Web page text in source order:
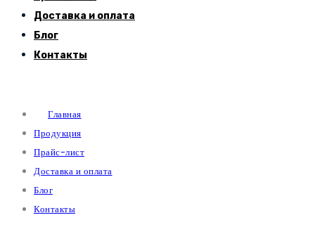
Доставка и оплата
Блог
Контакты
Главная
Продукция
Прайс-лист
Доставка и оплата
Блог
Контакты